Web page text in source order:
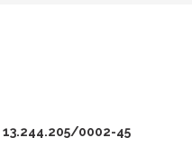
13.244.205/0002-45